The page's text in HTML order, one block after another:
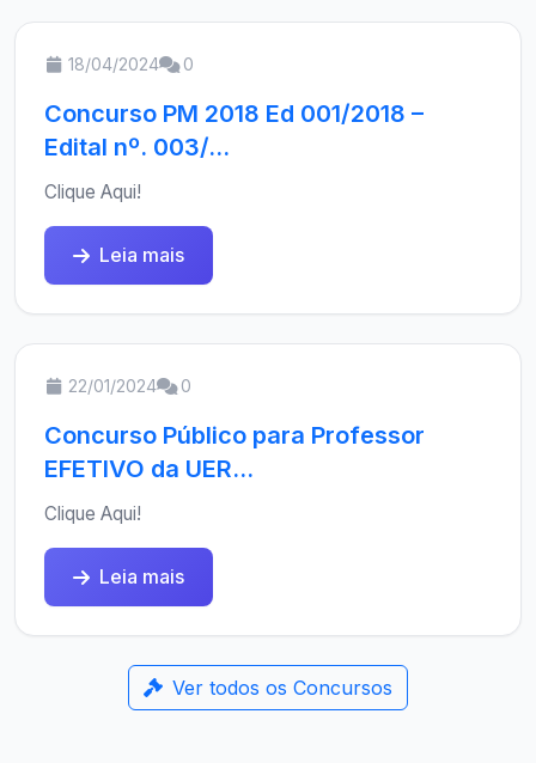
18/04/2024 0
Concurso PM 2018 Ed 001/2018 –
Edital nº. 003/...
Clique Aqui!
Leia mais
22/01/2024 0
Concurso Público para Professor
EFETIVO da UER...
Clique Aqui!
Leia mais
Ver todos os Concursos